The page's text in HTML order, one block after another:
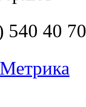
540 40 70